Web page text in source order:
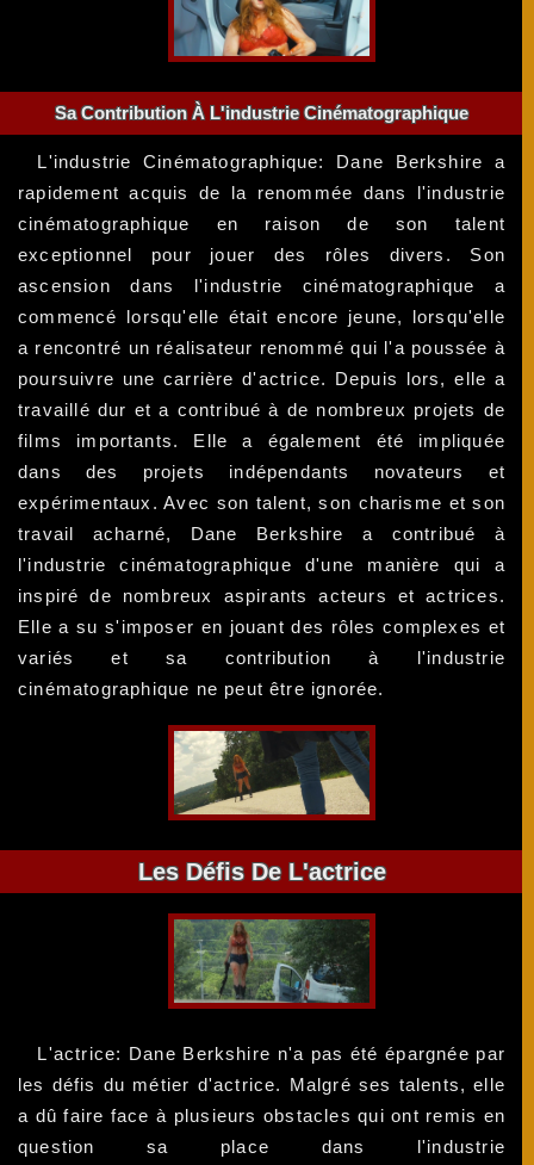
Sa Contribution À L'industrie Cinématographique
L'industrie Cinématographique: Dane Berkshire a
rapidement acquis de la renommée dans l'industrie
cinématographique en raison de son talent
exceptionnel pour jouer des rôles divers. Son
ascension dans l'industrie cinématographique a
commencé lorsqu'elle était encore jeune, lorsqu'elle
a rencontré un réalisateur renommé qui l'a poussée à
poursuivre une carrière d'actrice. Depuis lors, elle a
travaillé dur et a contribué à de nombreux projets de
films importants. Elle a également été impliquée
dans des projets indépendants novateurs et
expérimentaux. Avec son talent, son charisme et son
travail acharné, Dane Berkshire a contribué à
l'industrie cinématographique d'une manière qui a
inspiré de nombreux aspirants acteurs et actrices.
Elle a su s'imposer en jouant des rôles complexes et
variés et sa contribution à l'industrie
cinématographique ne peut être ignorée.
Les Défis De L'actrice
L'actrice: Dane Berkshire n'a pas été épargnée par
les défis du métier d'actrice. Malgré ses talents, elle
a dû faire face à plusieurs obstacles qui ont remis en
question sa place dans l'industrie